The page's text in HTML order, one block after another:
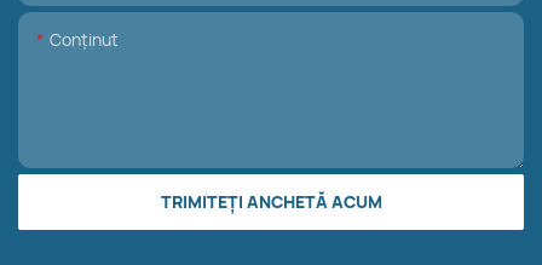
Conţinut
TRIMITEȚI ANCHETĂ ACUM